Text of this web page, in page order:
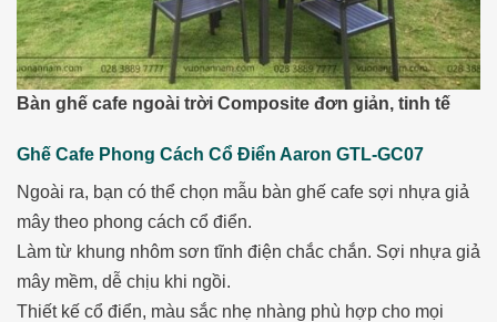
Bàn ghế cafe ngoài trời Composite đơn giản, tinh tế
Ghế Cafe Phong Cách Cổ Điển Aaron GTL-GC07
Ngoài ra, bạn có thể chọn mẫu bàn ghế cafe sợi nhựa giả
mây theo phong cách cổ điển.
Làm từ khung nhôm sơn tĩnh điện chắc chắn. Sợi nhựa giả
mây mềm, dễ chịu khi ngồi.
Thiết kế cổ điển, màu sắc nhẹ nhàng phù hợp cho mọi